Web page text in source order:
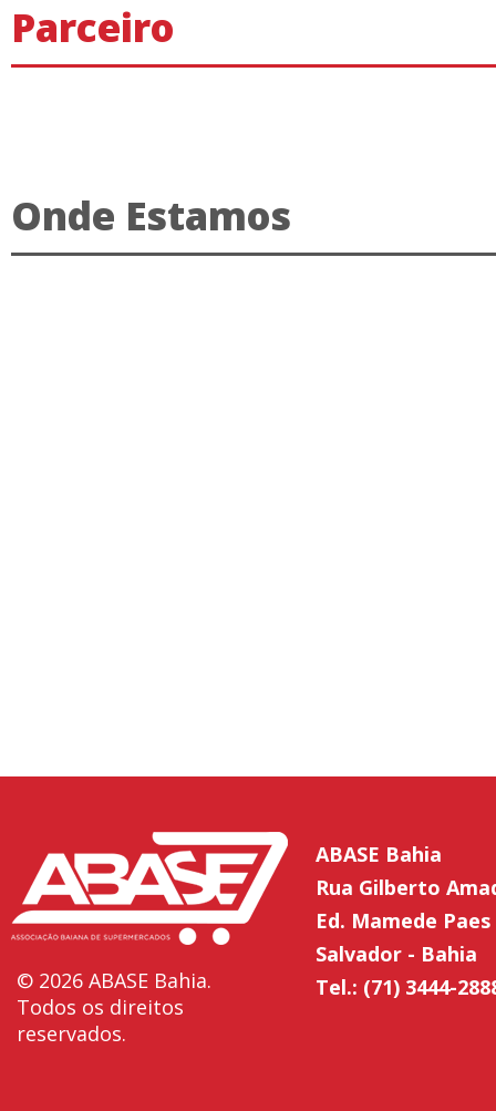
Parceiro
Onde Estamos
© 2026 ABASE Bahia.
Todos os direitos
reservados.
ABASE Bahia
Rua Gilberto
Ed. Mamede
Salvador - Bahia
Tel.: (71) 3444-